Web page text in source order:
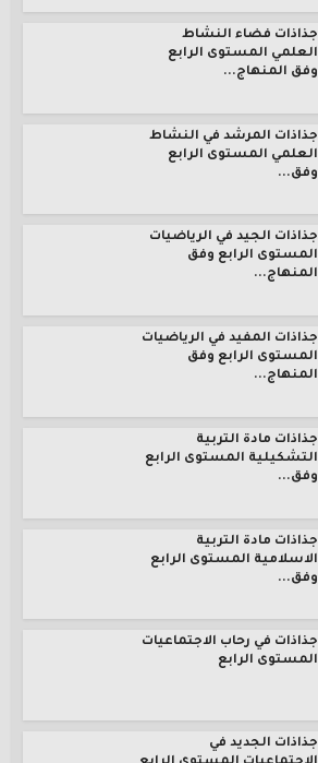
جذاذات فضاء النشاط
العلمي المستوى الرابع
وفق المنهاج...
جذاذات المرشد في النشاط
العلمي المستوى الرابع
وفق...
جذاذات الجيد في الرياضيات
المستوى الرابع وفق
المنهاج...
جذاذات المفيد في الرياضيات
المستوى الرابع وفق
المنهاج...
جذاذات مادة التربية
التشكيلية المستوى الرابع
وفق...
جذاذات مادة التربية
الاسلامية المستوى الرابع
وفق...
جذاذات في رحاب الاجتماعيات
المستوى الرابع
جذاذات الجديد في